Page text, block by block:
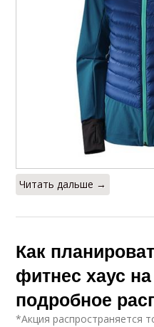
Читать дальше →
Как
фитнес хаус
подробное
*Акция распространяется